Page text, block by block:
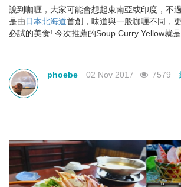
說到咖喱，大家可能會想起東南亞或印度，不
是由日本北海道首創，味道與一般咖喱不同，
必試的美食! 今次推薦的Soup Curry Yellow就
phoebe 02 Nov 2017 7579